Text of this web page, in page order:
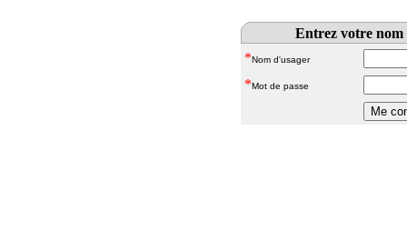
Entrez votre nom
*Nom d'usager
*Mot de passe